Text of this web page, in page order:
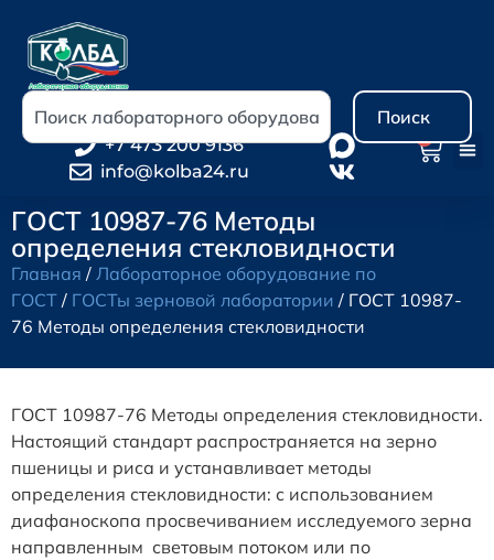
Поиск
+7 473 200 9136
info@kolba24.ru
ГОСТ 10987-76 Методы
определения стекловидности
Главная / Лабораторное оборудование по
ГОСТ / ГОСТы зерновой лаборатории / ГОСТ 10987-
76 Методы определения стекловидности
ГОСТ 10987-76 Методы определения стекловидности.
Настоящий стандарт распространяется на зерно
пшеницы и риса и устанавливает методы
определения стекловидности: с использованием
диафаноскопа просвечиванием исследуемого зерна
направленным световым потоком или по